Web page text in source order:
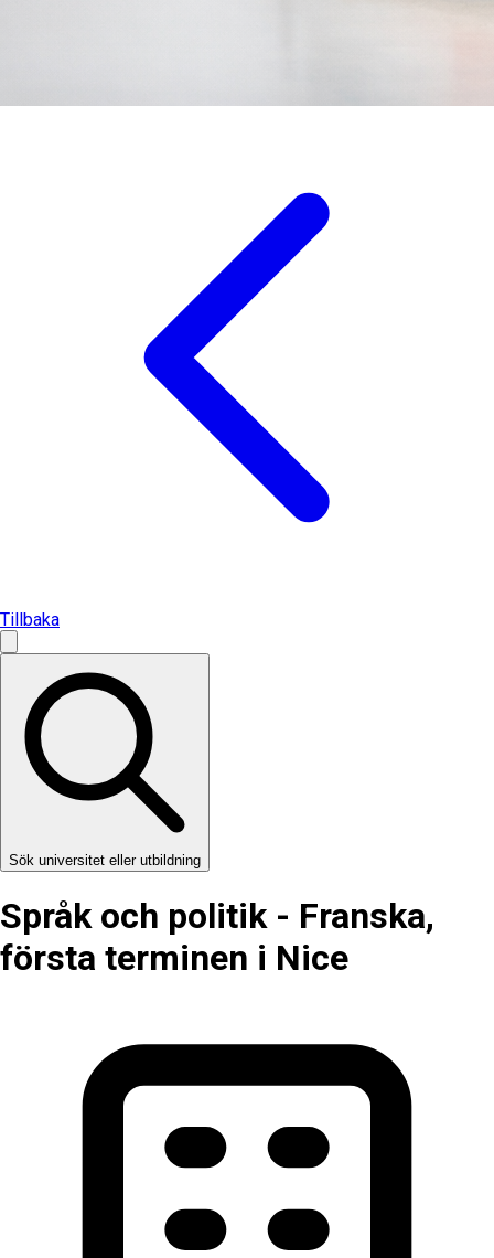
Tillbaka
Sök universitet eller utbildning
Språk­ och politik - Franska,
första terminen i Nice